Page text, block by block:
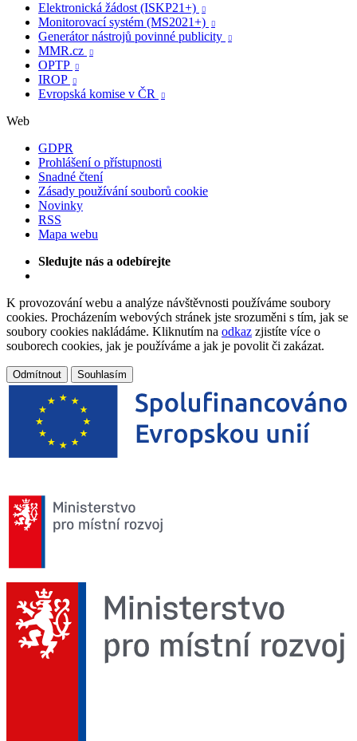
Elektronická žádost (ISKP21+)

Monitorovací systém (MS2021+) 
Generátor nástrojů povinné publicity 
MMR.cz 
OPTP 
IROP 
Evropská komise v ČR 
Web
GDPR
Prohlášení o přístupnosti
Snadné čtení
Zásady používání souborů cookie
Novinky
RSS
Mapa webu
Sledujte nás a odebírejte
K provozování webu a analýze návštěvnosti používáme soubory
cookies. Procházením webových stránek jste srozuměni s tím, jak se
soubory cookies nakládáme. Kliknutím na odkaz zjistíte více o
souborech cookies, jak je používáme a jak je povolit či zakázat.
Odmítnout Souhlasím